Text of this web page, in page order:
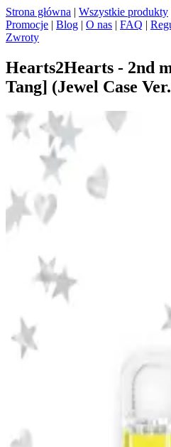
Strona główna | Wszystkie produkty
Promocje | Blog | O nas | FAQ |
Zwroty
Hearts2Hearts - 2nd
Tang] (Jewel Case